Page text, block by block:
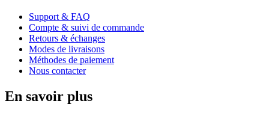
Support & FAQ
Compte & suivi de commande
Retours & échanges
Modes de livraisons
Méthodes de paiement
Nous contacter
En savoir plus